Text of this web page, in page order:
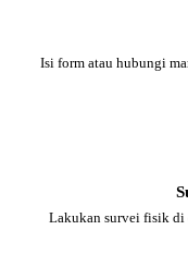
Isi form atau hubungi
Lakukan survei fisik di